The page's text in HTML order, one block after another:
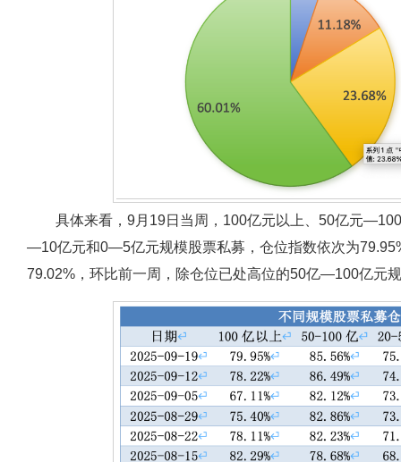
具体来看，9月19日当周，100亿元以上、50亿元
—10亿元和0—5亿元规模股票私募，仓位指数依次为
79.02%，环比前一周，除仓位已处高位的50亿—100亿元